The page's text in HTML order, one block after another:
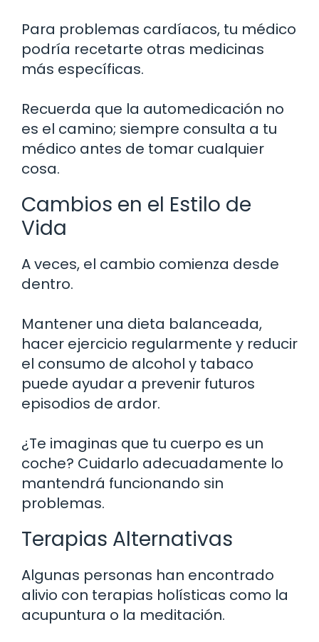
Para problemas cardíacos, tu médico
podría recetarte otras medicinas
más específicas.
Recuerda que la automedicación no
es el camino; siempre consulta a tu
médico antes de tomar cualquier
cosa.
Cambios en el Estilo de
Vida
A veces, el cambio comienza desde
dentro.
Mantener una dieta balanceada,
hacer ejercicio regularmente y reducir
el consumo de alcohol y tabaco
puede ayudar a prevenir futuros
episodios de ardor.
¿Te imaginas que tu cuerpo es un
coche? Cuidarlo adecuadamente lo
mantendrá funcionando sin
problemas.
Terapias Alternativas
Algunas personas han encontrado
alivio con terapias holísticas como la
acupuntura o la meditación.